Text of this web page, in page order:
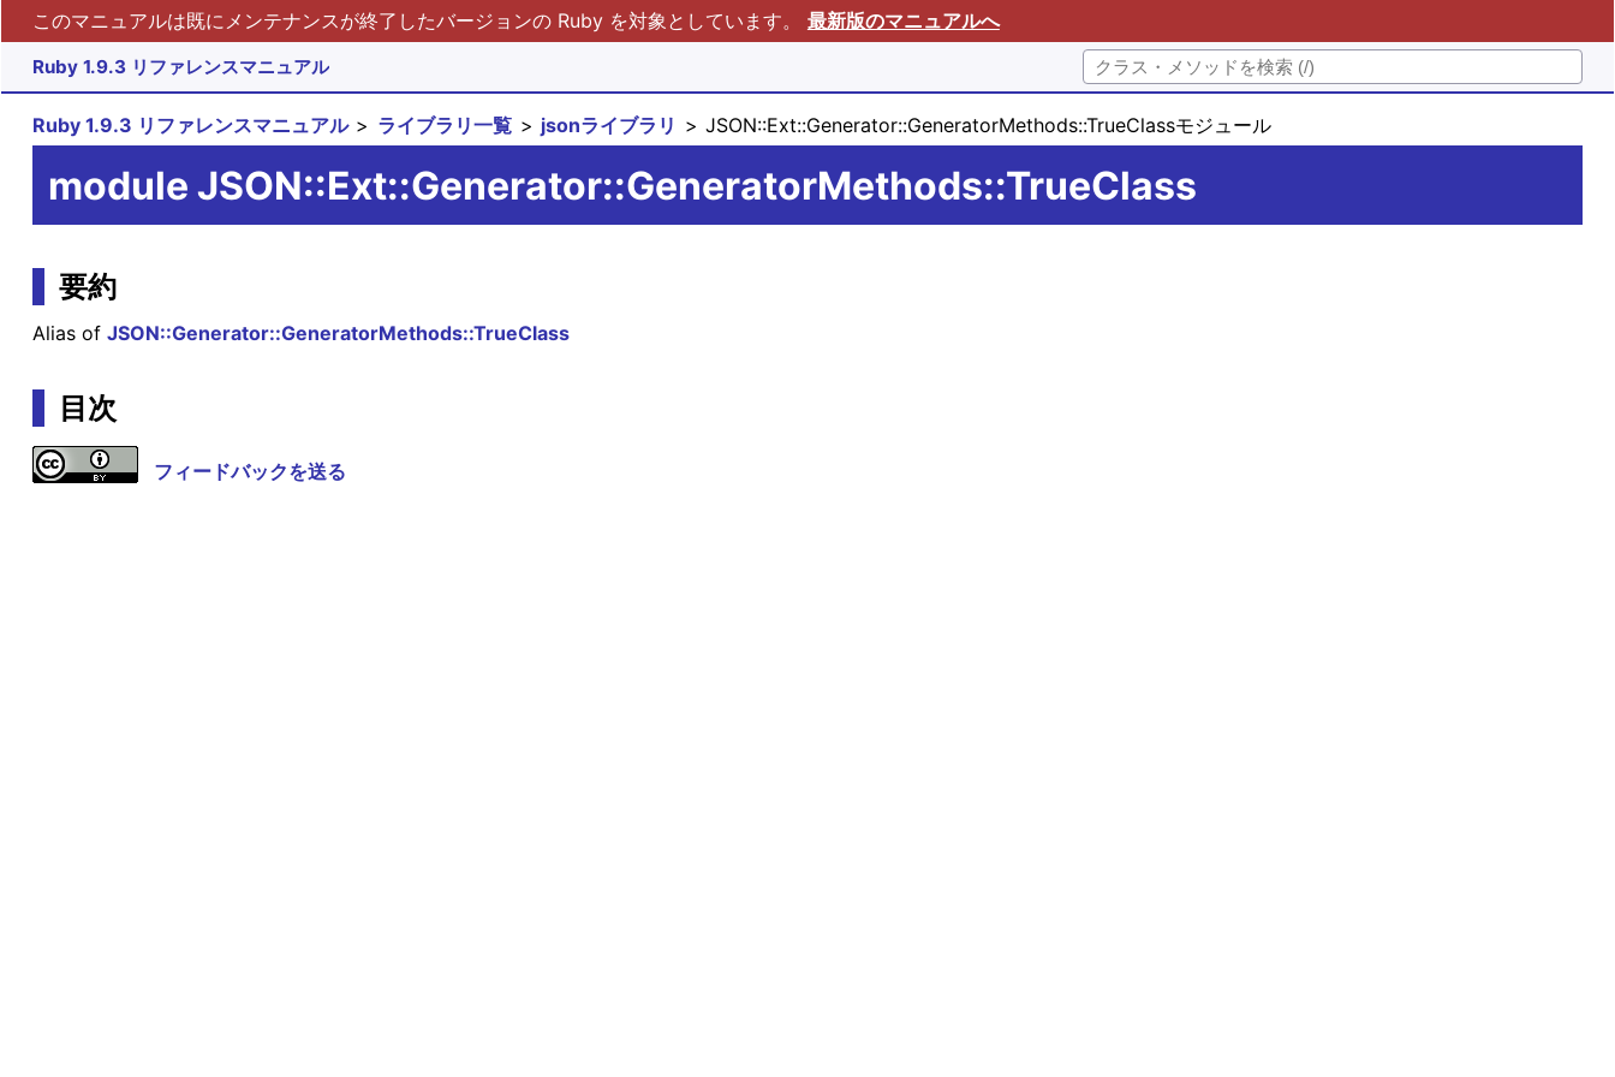
このマニュアルは既にメンテナンスが終了したバージョンの Ruby を対象としています。 最新版のマニュアルへ
Ruby 1.9.3 リファレンスマニュアル
Ruby 1.9.3 リファレンスマニュアル ライブラリ一覧 jsonライブラリ JSON::Ext::Generator::GeneratorMethods::TrueClassモジュール
module JSON::Ext::Generator::GeneratorMethods::TrueClass
要約
Alias of JSON::Generator::GeneratorMethods::TrueClass
目次
フィードバックを送る